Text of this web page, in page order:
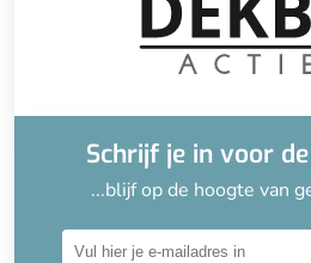
Schrijf je in voor
...blijf op de hoogte van